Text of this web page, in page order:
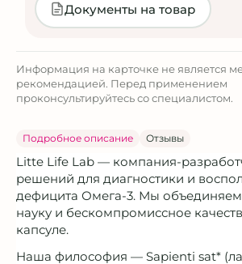
Документы на товар
Информация на карточке не является
рекомендацией. Перед применением
проконсультируйтесь со специалистом.
Подробное описание Отзывы
Litte Life Lab — компания-
решений для диагностики и
дефицита Омега-3. Мы
науку и бескомпромиссное
капсуле.
Наша философия — Sapienti sat*